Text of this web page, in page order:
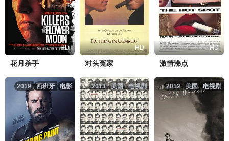
HD
花月杀手
HD
对头冤家
HD
激情沸点
电影
西班牙
2019 电视剧
美国
2013 电视剧
美国
2012